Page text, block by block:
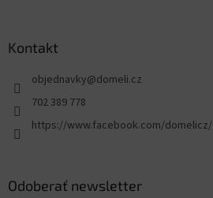
Kontakt
objednavky@domeli.cz
702 389 778
https://www.facebook.com/domelicz/
Odoberať newsletter